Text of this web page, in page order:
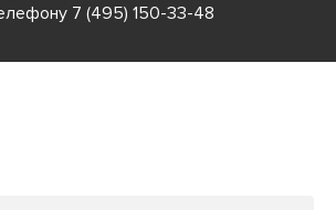
7 (495) 150-33-48